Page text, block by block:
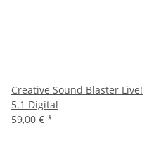
Creative Sound Blaster Live!
5.1 Digital
59,00 € *